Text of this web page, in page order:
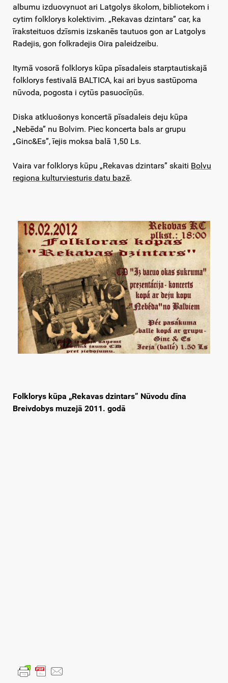
albumu izduovynuot ari Latgolys školom, bibliotekom i
cytim folklorys kolektivim. „Rekavas dzintars” car, ka
īraksteituos dzīsmis izskanēs tautuos gon ar Latgolys
Radejis, gon folkradejis Oira paleidzeibu.
Itymā vosorā folklorys kūpa pīsadaleis starptautiskajā
folklorys festivalā BALTICA, kai ari byus sastūpoma
nūvoda, pogosta i cytūs pasuocīņūs.
Diska atkluošonys koncertā pīsadaleis deju kūpa
„Nebēda” nu Bolvim. Piec koncerta bals ar grupu
„Ginc&Es”, īejis moksa balā 1,50 Ls.
Vaira var folklorys kūpu „Rekavas dzintars” skaiti Bolvu
regiona kulturviesturis datu bazē.
Folklorys kūpa „Rekavas dzintars” Nūvodu dīna
Breivdobys muzejā 2011. godā